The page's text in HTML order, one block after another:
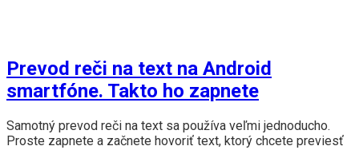
Prevod reči na text na Android
smartfóne. Takto ho zapnete
Samotný prevod reči na text sa používa veľmi jednoducho.
Proste zapnete a začnete hovoriť text, ktorý chcete previesť